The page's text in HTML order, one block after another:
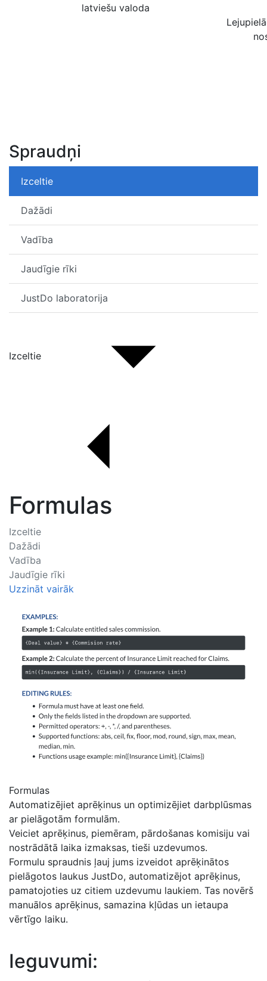
latviešu valoda
Spraudņi
Izceltie
Dažādi
Vadība
Jaudīgie rīki
JustDo laboratorija
Izceltie
Formulas
Izceltie
Dažādi
Vadība
Jaudīgie rīki
Uzzināt vairāk
Formulas
Automatizējiet aprēķinus un optimizējiet darbplūsmas
ar pielāgotām formulām.
Veiciet aprēķinus, piemēram, pārdošanas komisiju vai
nostrādātā laika izmaksas, tieši uzdevumos.
Formulu spraudnis ļauj jums izveidot aprēķinātos
pielāgotos laukus JustDo, automatizējot aprēķinus,
pamatojoties uz citiem uzdevumu laukiem. Tas novērš
manuālos aprēķinus, samazina kļūdas un ietaupa
vērtīgo laiku.
Ieguvumi: